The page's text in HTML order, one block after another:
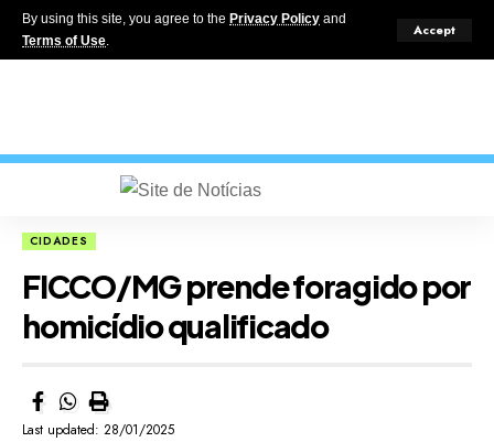
By using this site, you agree to the Privacy Policy and
Terms of Use.
Accept
CIDADES
FICCO/MG prende foragido por
homicídio qualificado
Last updated: 28/01/2025